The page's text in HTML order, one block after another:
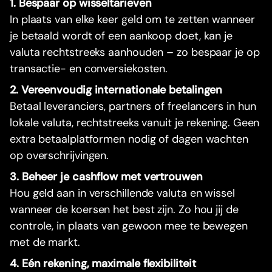
1. Bespaar op wisseltarieven
In plaats van elke keer geld om te zetten wanneer
je betaald wordt of een aankoop doet, kan je
valuta rechtstreeks aanhouden – zo bespaar je op
transactie- en conversiekosten.
2. Vereenvoudig internationale betalingen
Betaal leveranciers, partners of freelancers in hun
lokale valuta, rechtstreeks vanuit je rekening. Geen
extra betaalplatformen nodig of dagen wachten
op overschrijvingen.
3. Beheer je cashflow met vertrouwen
Hou geld aan in verschillende valuta en wissel
wanneer de koersen het best zijn. Zo hou jij de
controle, in plaats van gewoon mee te bewegen
met de markt.
4. Eén rekening, maximale flexibiliteit